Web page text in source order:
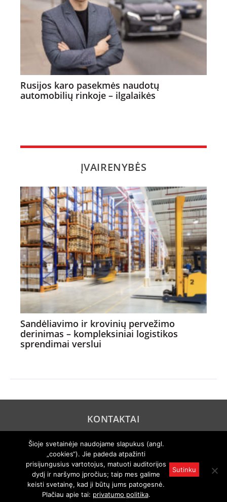
Rusijos karo pasekmės naudotų
automobilių rinkoje – ilgalaikės
ĮVAIRENYBĖS
Sandėliavimo ir krovinių pervežimo
derinimas – kompleksiniai logistikos
sprendimai verslui
KONTAKTAI
PRIVATUMO POLITIKA
© 2005 "Axel Springer AG". Visos teisės išsaugomos. Rengiama
pagal "Auto Bild" licenciją.
Draudžiamas visas ar dalinis atgaminimas bet kokiu būdu kuria
nors kalba be išankstinio raštiško leidimo.
Šioje svetainėje naudojame slapukus (angl.
„cookies“). Jie padeda atpažinti
prisijungusius vartotojus, matuoti auditorijos
dydį ir naršymo įpročius; taip mes galime
keisti svetainę, kad ji būtų jums patogesnė.
Plačiau apie tai: privatumo politika.
Sutinku